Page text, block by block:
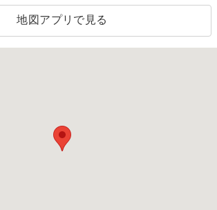
地図アプリで見る